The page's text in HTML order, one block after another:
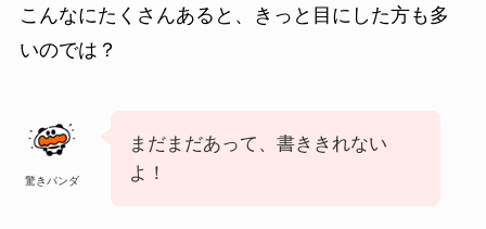
こんなにたくさんあると、きっと目にした方も多
いのでは？
驚きパンダ
まだまだあって、書ききれない
よ！